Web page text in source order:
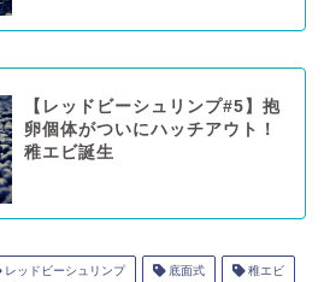
【レッドビーシュリンプ#5】抱
卵個体がついにハッチアウト！
稚エビ誕生
レッドビーシュリンプ 底面式 稚エビ